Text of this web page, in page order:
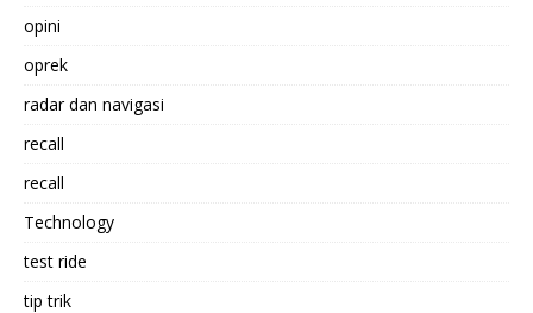
opini
oprek
radar dan navigasi
recall
recall
Technology
test ride
tip trik